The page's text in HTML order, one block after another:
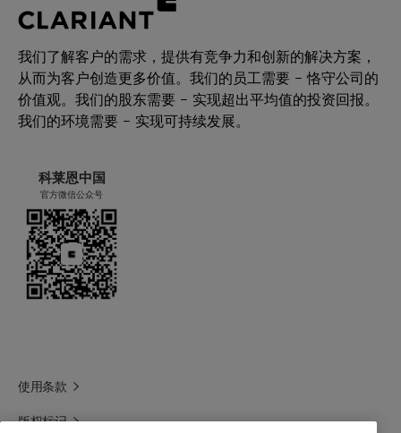
在乳液聚合中的作用：
在承受各种剪切力时仍能保持聚合物乳液的
低粘度
强化电解质稳定性
合效果
乳液聚合
pH 值：
可溶性： 溶于水
密度： 约为 1.09 g/cm3
结晶温度：
闪点：
亲水亲油平衡值 (HLB)：
苯乙烯酯/丙烯酸酯分散剂
丙烯酸酯分散剂
醋酸乙烯酯分散剂
基于各类单体的用量为 2%。
我们了解客户的需求，提供有竞争力和创新的解决方案，
从而为客户创造更多价值。我们的员工需要 – 恪守公司的
价值观。我们的股东需要 – 实现超出平均值的投资回报。
我们的环境需要 – 实现可持续发展。
科莱恩中国
官方微信公众号
使用条款
版权标记